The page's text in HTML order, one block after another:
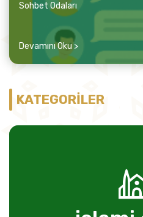
Sohbet Odaları
Devamını Oku >
KATEGORİLER